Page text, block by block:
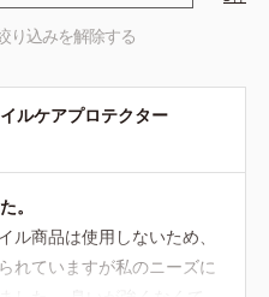
り込みを解除する
ルケアプロテクター
。
商品は使用しないため、
れていますが私のニーズに